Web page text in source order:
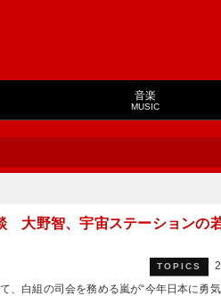
音楽
MUSIC
大野智、宇宙ステーションの
TOPICS
白組の司会を務める嵐が“今年日本に勇